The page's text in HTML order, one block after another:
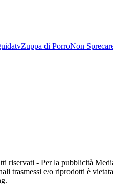
Zuppa di PorroNon
- Per la pubblicità
trasmessi e/o riprodotti è